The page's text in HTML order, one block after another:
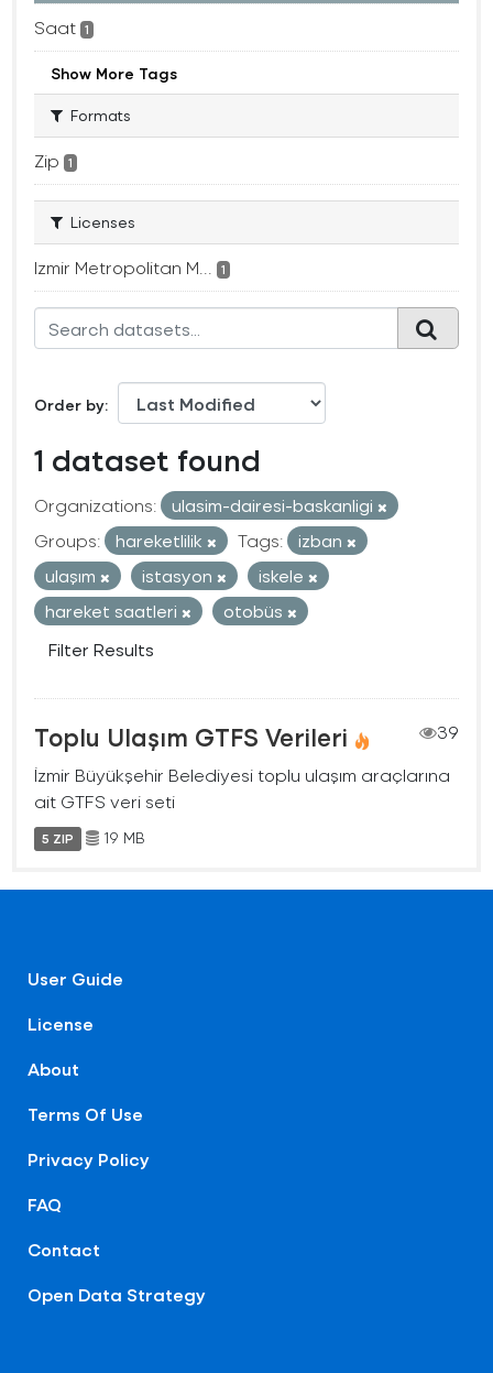
Saat 1
Show More Tags
Formats
Zip 1
Licenses
Izmir Metropolitan M... 1
Order by
1 dataset found
Organizations:
ulasim-dairesi-baskanligi
Groups:
hareketlilik Tags:
izban
ulaşım
istasyon
iskele
hareket saatleri
otobüs
Filter Results
Toplu Ulaşım GTFS Verileri
39
İzmir Büyükşehir Belediyesi toplu ulaşım araçlarına
ait GTFS veri seti
5 ZIP 19 MB
User Guide
License
About
Terms Of Use
Privacy Policy
FAQ
Contact
Open Data Strategy